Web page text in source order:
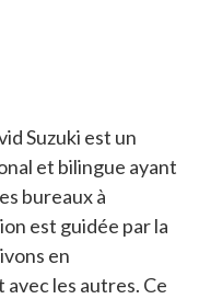
Suzuki est un
et bilingue ayant
bureaux à
est guidée par la
en
les autres. Ce